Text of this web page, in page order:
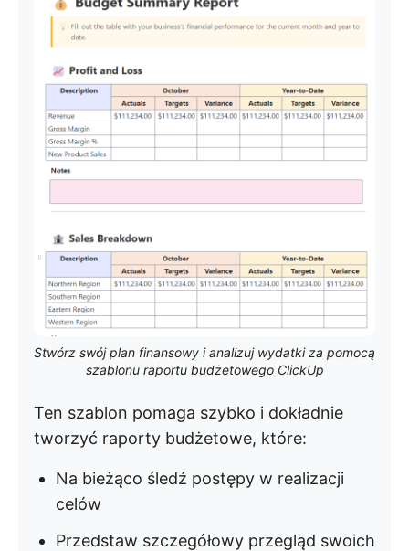
Stwórz swój plan finansowy i analizuj wydatki za pomocą
szablonu raportu budżetowego ClickUp
Ten szablon pomaga szybko i dokładnie
tworzyć raporty budżetowe, które:
Na bieżąco śledź postępy w realizacji
celów
Przedstaw szczegółowy przegląd swoich